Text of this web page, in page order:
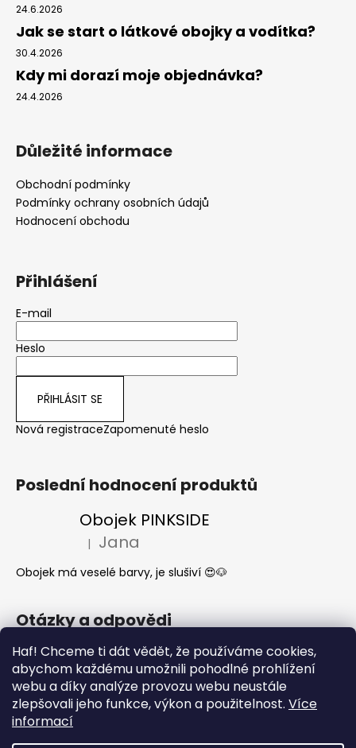
Haf! Chceme ti dát vědět, že používáme cookies,
abychom každému umožnili pohodlné prohlížení
webu a díky analýze provozu webu neustále
zlepšovali jeho funkce, výkon a použitelnost. Více
informací
24.6.2026
Jak se start o látkové obojky a vodítka?
30.4.2026
Kdy mi dorazí moje objednávka?
24.4.2026
Důležité informace
Obchodní podmínky
Podmínky ochrany osobních údajů
Hodnocení obchodu
Přihlášení
E-mail
Heslo
PŘIHLÁSIT SE
Nová registraceZapomenuté heslo
Poslední hodnocení produktů
Obojek PINKSIDE
Hodnocení produktu je 5 z 5 hvězdiček.
| Jana
Obojek má veselé barvy, je slušiví 😍🐶
Otázky a odpovědi
Jak se start o látkové obojky a vodítka?
Kdy mi dorazí moje objednávka?
Nejčastější dotazy- Co může a nemůže
pes jíst